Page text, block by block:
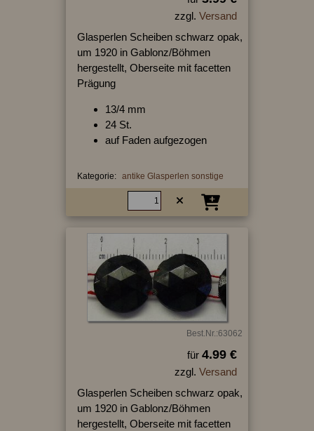
zzgl. Versand
Glasperlen Scheiben schwarz opak,
um 1920 in Gablonz/Böhmen
hergestellt, Oberseite mit facetten
Prägung
13/4 mm
24 St.
auf Faden aufgezogen
Kategorie: antike Glasperlen sonstige
Best.Nr.:63062
für 4.99 €
zzgl. Versand
Glasperlen Scheiben schwarz opak,
um 1920 in Gablonz/Böhmen
hergestellt, Oberseite mit facetten